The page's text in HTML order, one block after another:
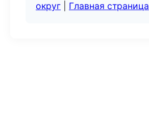
округ
Главная страница